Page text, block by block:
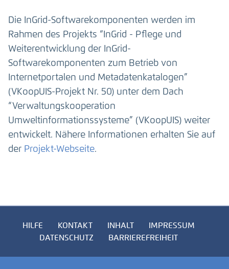
Die InGrid-Softwarekomponenten werden im
Rahmen des Projekts “InGrid - Pflege und
Weiterentwicklung der InGrid-
Softwarekomponenten zum Betrieb von
Internetportalen und Metadatenkatalogen”
(VKoopUIS-Projekt Nr. 50) unter dem Dach
“Verwaltungskooperation
Umweltinformationssysteme” (VKoopUIS) weiter
entwickelt. Nähere Informationen erhalten Sie auf
der Projekt-Webseite.
HILFE KONTAKT INHALT
IMPRESSUM
DATENSCHUTZ
BARRIEREFREIHEIT